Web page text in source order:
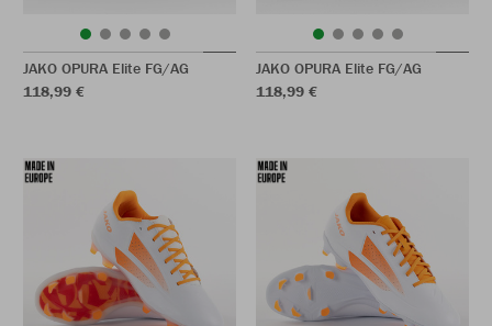
JAKO OPURA Elite FG/AG
118,99 €
JAKO OPURA Elite FG/AG
118,99 €